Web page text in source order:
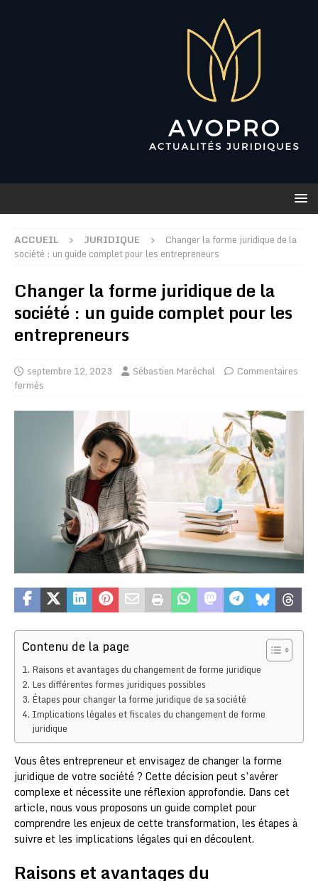
ACCUEIL JURIDIQUE
Changer la forme juridique de la
société : un guide complet pour les entrepreneurs
Changer la forme juridique de la
société : un guide complet pour les
entrepreneurs
septembre 12, 2023 Sébastien Maréchal
Commentaires
fermés
Contenu de la page
Raisons et avantages du changement de forme juridique
Les différentes formes juridiques possibles
Étapes pour changer la forme juridique de sa société
Implications légales et fiscales du changement de forme
juridique
Vous êtes entrepreneur et envisagez de changer la forme
juridique de votre société ? Cette décision peut s’avérer
complexe et nécessite une réflexion approfondie. Dans cet
article, nous vous proposons un guide complet pour
comprendre les enjeux de cette transformation, les étapes à
suivre et les implications légales qui en découlent.
Raisons et avantages du